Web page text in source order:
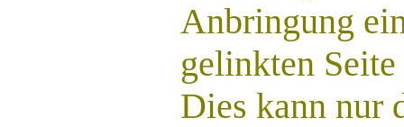
Anbringung
gelinkten
Dies kann nur